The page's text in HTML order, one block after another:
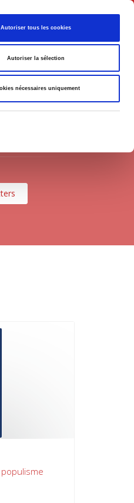
Autoriser tous les cookies
Autoriser la sélection
nécessaires uniquement